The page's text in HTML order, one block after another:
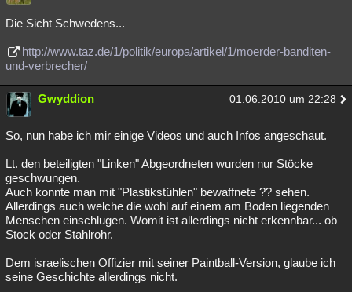
Die Sicht Schwedens...
http://www.taz.de/1/politik/europa/artikel/1/moerder-banditen-
und-verbrecher/
Gwyddion 01.06.2010 um 22:28
So, nun habe ich mir einige Videos und auch Infos angeschaut.
Lt. den beteiligten "Linken" Abgeordneten wurden nur Stöcke
geschwungen.
Auch konnte man mit "Plastikstühlen" bewaffnete ?? sehen.
Allerdings auch welche die wohl auf einem am Boden liegenden
Menschen einschlugen. Womit ist allerdings nicht erkennbar... ob
Stock oder Stahlrohr.
Dem israelischen Offizier mit seiner Paintball-Version, glaube ich
seine Geschichte allerdings nicht.